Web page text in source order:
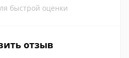
быстрой оценки
отзыв